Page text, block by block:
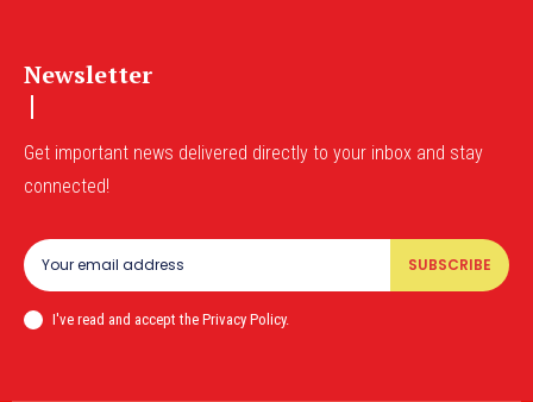
Newsletter
Get important news delivered directly to your inbox and stay
connected!
SUBSCRIBE
I've read and accept the Privacy Policy.